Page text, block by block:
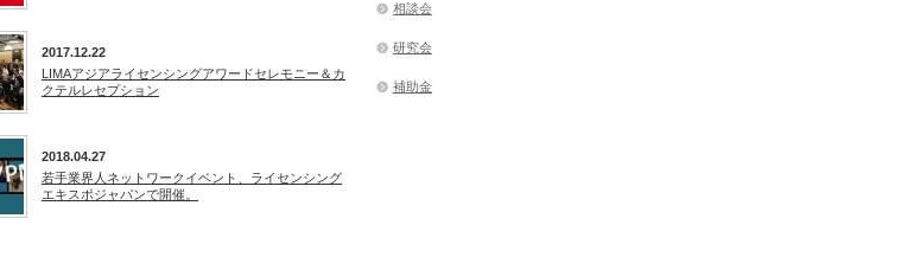
2017.12.22
LIMAアジアライセンシングアワードセレモニー＆カ
クテルレセプション
2018.04.27
若手業界人ネットワークイベント、ライセンシング
エキスポジャパンで開催。
相談会
研究会
補助金